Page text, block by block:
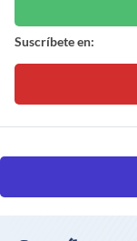
Suscríbete en: